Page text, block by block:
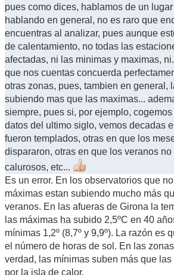
pues como dices, hablamos de un
hablando en general, no es raro que
encuentras al analizar, pues aunque
de calentamiento, no todas las
afectadas, ni las minimas y maximas,
que nos cuentas concuerda
otras zonas, pues, tambien en general,
subiendo mas que las maximas...
siempre, pues si, por ejemplo,
datos del ultimo siglo, vemos decadas
fueron templados, otras en que los
dispararon, otras en que los veranos
calurosos, etc...
Es un error. En los observatorios que
máximas estan subiendo mucho más
veranos. En las afueras de Girona la
las máximas ha subido 2,5ºC en 40
mínimas 1,2º (8,7º y 9,9º). La razón es
el número de horas de sol. En las
verdad, las mínimas suben más que
por la isla de calor.